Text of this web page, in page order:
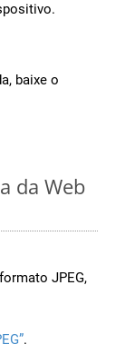
baixe o
da Web
JPEG,
.